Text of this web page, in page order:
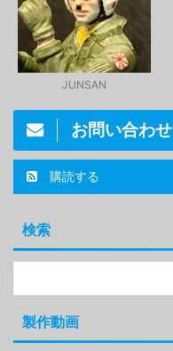
JUNSAN
お問い合わせ
購読する
検索
製作動画